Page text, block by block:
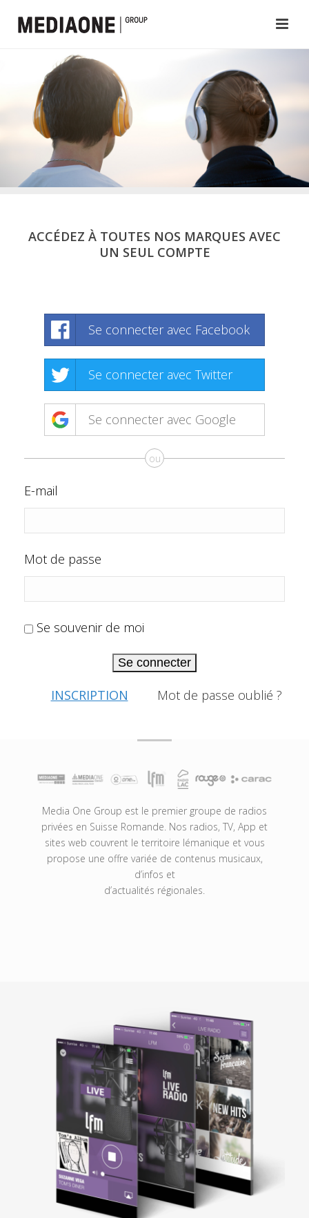
ACCÉDEZ À TOUTES NOS MARQUES AVEC
UN SEUL COMPTE
Se connecter avec Facebook
Se connecter avec Twitter
Se connecter avec Google
ou
E-mail
Mot de passe
Se souvenir de moi
Se connecter
INSCRIPTION Mot de passe oublié ?
Media One Group est le premier groupe de radios
privées en Suisse Romande. Nos radios, TV, App et
sites web couvrent le territoire lémanique et vous
propose une offre variée de contenus musicaux,
d’infos et
d’actualités régionales.